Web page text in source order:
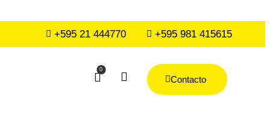
+595 21 444770 +595 981 415615
0
Contacto